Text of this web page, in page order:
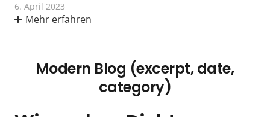
6. April 2023
Mehr erfahren
Modern Blog (excerpt, date,
category)